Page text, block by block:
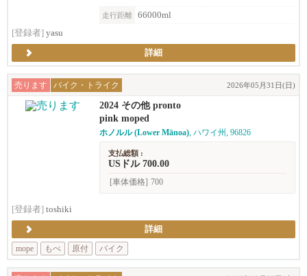
走行距離
66000ml
[登録者] yasu
詳細
売ります バイク・トライク 2026年05月31日(日)
2024 その他 pronto
pink moped
ホノルル (Lower Mānoa), ハワイ州, 96826
支払総額 :
USドル 700.00
[車体価格] 700
[登録者] toshiki
詳細
mope
もぺ 原付 バイク